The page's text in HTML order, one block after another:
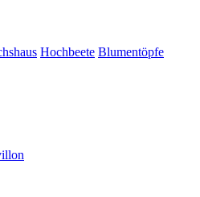
Hochbeete Blumentöpfe